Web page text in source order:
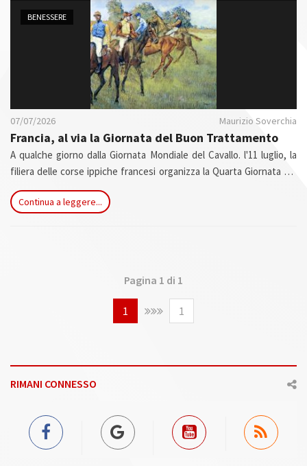
n
BENESSERE
07/07/2026 Maurizio Soverchia
Francia, al via la Giornata del Buon Trattamento
A qualche giorno dalla Giornata Mondiale del Cavallo. l'11 luglio, la
filiera delle corse ippiche francesi organizza la Quarta Giornata del
Buon Trattamento. Un'edizione che segna un reale cambio di passo
di questa mobilitazione che, lanciata nel 2023, mette in contatto e
Continua a leggere...
Pagina 1 di 1
1 1
RIMANI CONNESSO